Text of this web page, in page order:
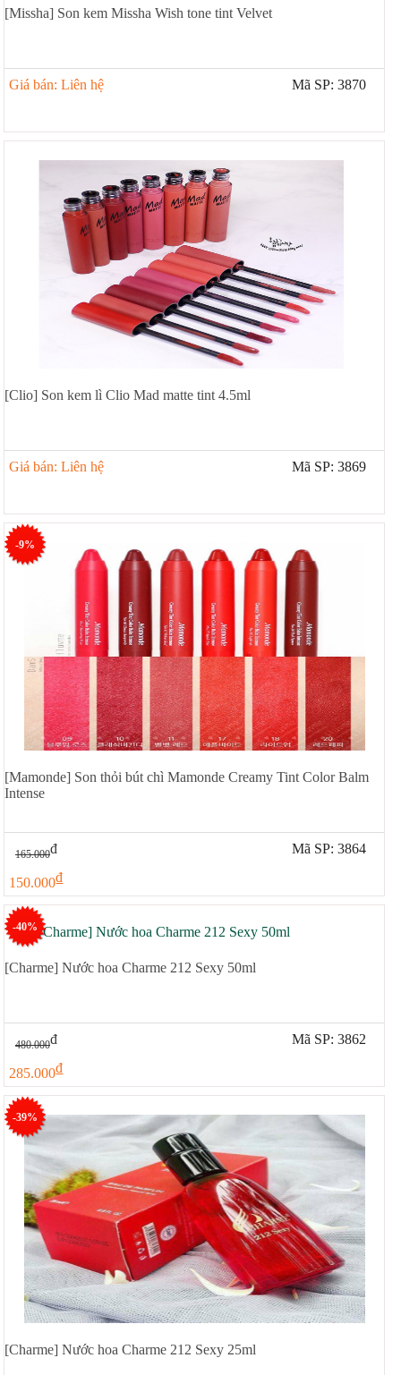
[Missha] Son kem Missha Wish tone tint Velvet
Giá bán: Liên hệ Mã SP: 3870
[Clio] Son kem lì Clio Mad matte tint 4.5ml
Giá bán: Liên hệ Mã SP: 3869
-9%
[Mamonde] Son thỏi bút chì Mamonde Creamy Tint Color Balm
Intense
165.000đ
150.000đ
Mã SP: 3864
-40%
[Charme] Nước hoa Charme 212 Sexy 50ml
480.000đ
285.000đ
Mã SP: 3862
-39%
[Charme] Nước hoa Charme 212 Sexy 25ml